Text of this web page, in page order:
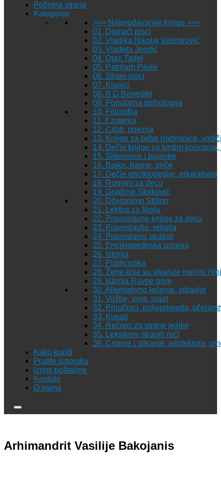
Početna strana
Kategorije
>>> Najprodavanije knjige <<<
01. Domaći pisci
02. Vladika Nikolaj Velimirović
03. Vladeta Jerotić
04. Otac Tadej
05. Patrijarh Pavle
06. Strani pisci
07. Klasici
08. B.D.Benedikt
09. Popularna psihologija
10. Filozofija
11. Ezoterija
12. Citati, poezija
13. Knjige za bebe (radosnice,
14. Dečje knjige sa tvrdim
15. Slikovnice i bojanke
16. Bajke, basne, priče
17. Dečje enciklopedije, edukativne
18. Romani za decu
19. Gradimir Stojković
20. Džeronimo Stilton
21. Lektira za školu
22. Pravoslavne knjige za decu
23. Pravoslavlje, religija
24. Pravoslavni akatisti
25. Enciklopedijska izdanja
26. Istorija
27. Publicistika
28. Žene koje su stvarale istoriju
29. Istorija Ravne gore
30. Alternativno lečenje, zdravlje
31. Vežbe, joga, sport
32. Priručnici, poljoprivreda,
33. Kuvari
34. Rečnici za strane jezike
35. Leksikoni stranih reči
36. Crtanje i slikanje, arhitektura,
Kako kupiti
Pratite isporuku
Iznos poštarine
Kontakt
O nama
Arhimandrit Vasilije Bakojanis